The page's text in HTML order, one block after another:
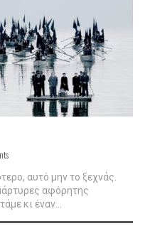
αυτό μην το ξεχνάς.
αφόρητης
κι έναν...